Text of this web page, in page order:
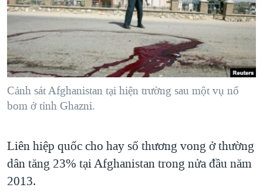
"Tìm"NGƯỜI VIỆT HẢI NGOẠI
ĐỜI SỐNG
KINH TẾ
KHOA HỌC
SỨC KHOẺ
GIÁO DỤC
TẠI
HÀNH TRÌNH BẦU CỬ 2024
MỘT NĂM CHIẾN TRANH TẠI DẢI GAZA
GIẢI MÃ VÀNH ĐAI & CON ĐƯỜNG
NGÀY TỊ NẠN THẾ GIỚI
TRỊNH VĨNH BÌNH - NGƯỜI HẠ 'BÊN THẮNG CUỘC'
CHI PHÍ CHIẾN TRANH AFGHANISTAN
CÁC GIÁ TRỊ CỘNG HÒA Ở VIỆT NAM
VIDEO
NGHE
MẠNG XÃ HỘI
Cảnh sát Afghanistan tại hiện trường sau một vụ nổ
bom ở tỉnh Ghazni.
Liên hiệp quốc cho hay số thương vong ở thường
dân tăng 23% tại Afghanistan trong nửa đầu năm
2013.